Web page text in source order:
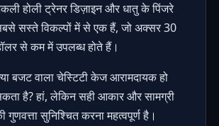
होली ट्रेनर डिज़ाइन और धातु के पिंजरे
सस्ते विकल्पों में से एक हैं, जो अक्सर 30
से कम में उपलब्ध होते हैं।
बजट वाला चेस्टिटी केज आरामदायक हो
है? हां, लेकिन सही आकार और सामग्री
गुणवत्ता सुनिश्चित करना महत्वपूर्ण है।